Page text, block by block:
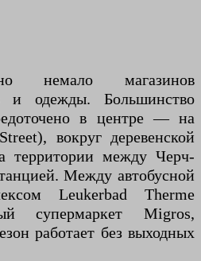
немало магазинов
и одежды. Большинство
в центре — на
вокруг деревенской
территории между Черч-
Между автобусной
Leukerbad Therme
супермаркет Migros,
работает без выходных